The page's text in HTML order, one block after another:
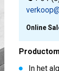
Online
In het